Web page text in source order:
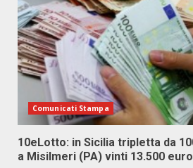
Comunicati Stampa
10eLotto: in Sicilia tripletta da
a Misilmeri (PA) vinti 13.500 euro